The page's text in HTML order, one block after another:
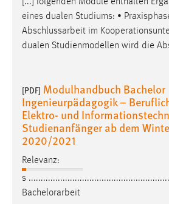
Bachelorarbeit
[...] folgenden Module enthalten
dualen Studienmodellen wird die
[PDF] Modulhandbuch Bachelor
Ingenieurpädagogik –
Elektro- und
Studienanfänger ab dem
2020/2021
_pk_ref, _pk_cvar, _pk_id, _pk_ses
Zweck:
Zugriffsstatistik
Max. 13 Monate
MARKETING
verwendet, um personalisierte
Sie tun dies, indem sie Besucher
hinweg verfolgen.